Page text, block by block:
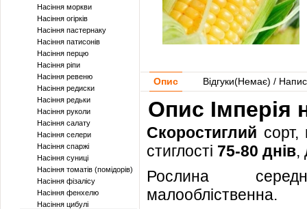
Насіння моркви
Насіння огірків
Насіння пастернаку
Насіння патисонів
Насіння перцю
Насіння ріпи
Насіння ревеню
Насіння редиски
Насіння редьки
Насіння руколи
Насіння салату
Насіння селери
Насіння спаржі
Насіння суниці
Насіння томатів (помідорів)
Насіння фізалісу
Насіння фенхелю
Насіння цибулі
Опис Відгуки(Немає) /
Опис Імперія
Скоростиглий сорт,
стиглості 75-80 днів,
Рослина
малообліственна.